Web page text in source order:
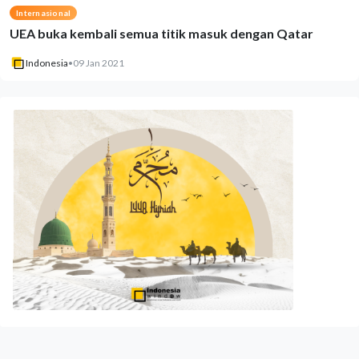
Internasional
UEA buka kembali semua titik masuk dengan Qatar
Indonesia•09 Jan 2021